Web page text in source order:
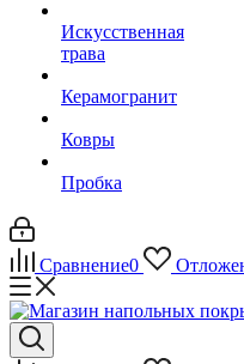
Искусственная
трава
Керамогранит
Ковры
Пробка
Сравнение0